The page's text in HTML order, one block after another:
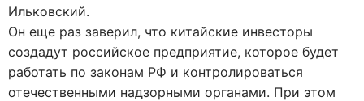
Ильковский.
Он еще раз заверил, что китайские инвесторы
создадут российское предприятие, которое будет
работать по законам РФ и контролироваться
отечественными надзорными органами. При этом